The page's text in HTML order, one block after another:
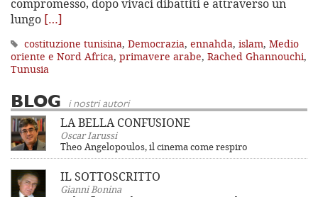
compromesso, dopo vivaci dibattiti e attraverso un
lungo […]
costituzione tunisina, Democrazia, ennahda, islam, Medio
oriente e Nord Africa, primavere arabe, Rached Ghannouchi,
Tunusia
BLOG i nostri autori
LA BELLA CONFUSIONE
Oscar Iarussi
Theo Angelopoulos, il cinema come respiro
IL SOTTOSCRITTO
Gianni Bonina